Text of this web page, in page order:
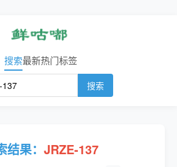
搜索最新热门标签
搜索
结果： JRZE-137